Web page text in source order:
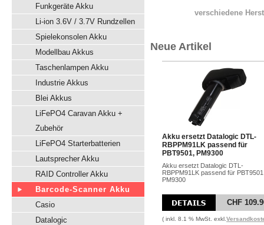
Funkgeräte Akku
Li-ion 3.6V / 3.7V Rundzellen
Spielekonsolen Akku
Modellbau Akkus
Taschenlampen Akku
Industrie Akkus
Blei Akkus
LiFePO4 Caravan Akku +
Zubehör
LiFePO4 Starterbatterien
Lautsprecher Akku
RAID Controller Akku
Barcode-Scanner Akku
Casio
Datalogic
verschiedene
Neue Artikel
Akku ersetzt Datalogic DTL-
RBPPM91LK passend für
PBT9501, PM9300
Akku ersetzt Datalogic DTL-
RBPPM91LK passend für
PM9300
CHF
( inkl. 8.1 % MwSt. exkl.